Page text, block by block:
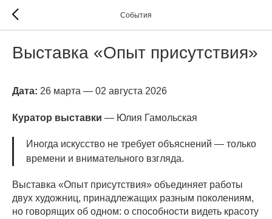
События
Выставка «Опыт присутствия»
Дата: 26 марта — 02 августа 2026
Куратор выставки — Юлия Гамольская
Иногда искусство не требует объяснений — только
времени и внимательного взгляда.
Выставка «Опыт присутствия» объединяет работы
двух художниц, принадлежащих разным поколениям,
но говорящих об одном: о способности видеть красоту